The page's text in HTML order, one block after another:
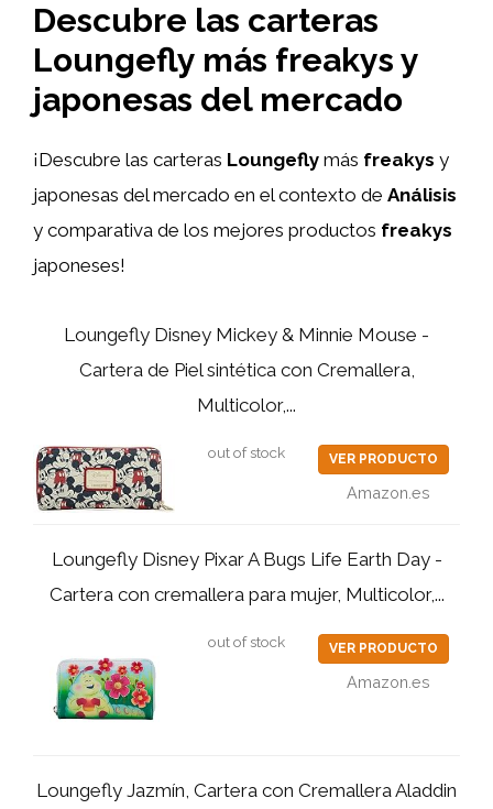
Descubre las carteras
Loungefly más freakys y
japonesas del mercado
¡Descubre las carteras Loungefly más freakys y
japonesas del mercado en el contexto de Análisis
y comparativa de los mejores productos freakys
japoneses!
Loungefly Disney Mickey & Minnie Mouse -
Cartera de Piel sintética con Cremallera,
Multicolor,...
out of stock VER PRODUCTO
Amazon.es
Loungefly Disney Pixar A Bugs Life Earth Day -
Cartera con cremallera para mujer, Multicolor,...
out of stock VER PRODUCTO
Amazon.es
Loungefly Jazmín, Cartera con Cremallera Aladdin